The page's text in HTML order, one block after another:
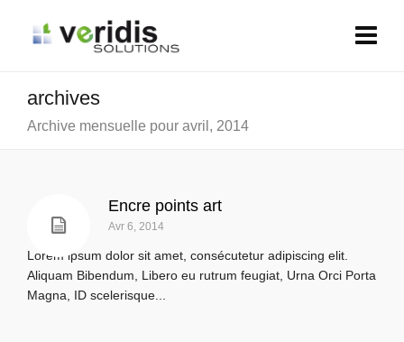
archives
Archive mensuelle pour avril, 2014
Encre points art
Avr 6, 2014
Lorem ipsum dolor sit amet, consécutetur adipiscing elit.
Aliquam Bibendum, Libero eu rutrum feugiat, Urna Orci Porta
Magna, ID scelerisque...